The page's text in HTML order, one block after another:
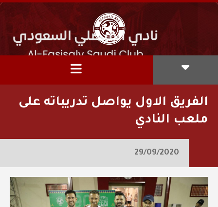
الفريق الاول يواصل تدريباته على
ملعب النادي
29/09/2020